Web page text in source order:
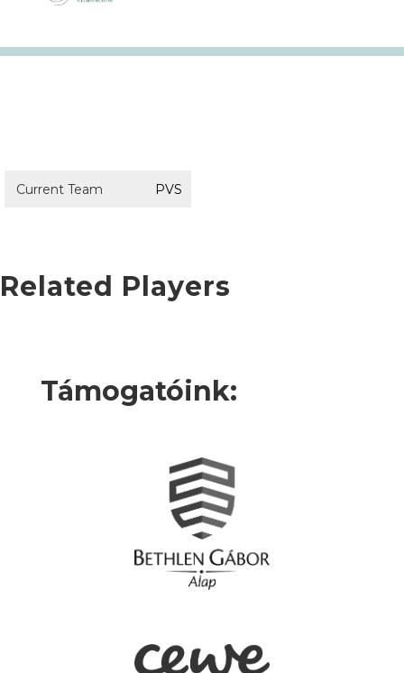
Current Team PVS
Related Players
Támogatóink: